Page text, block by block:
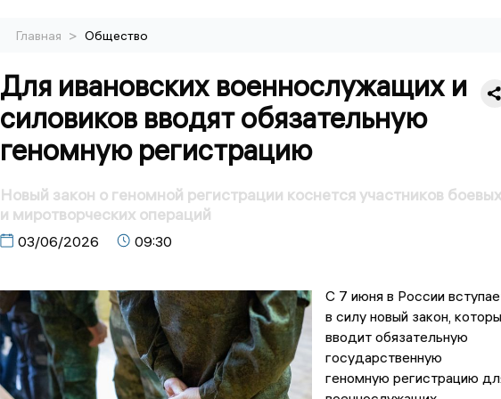
Главная > Общество
Для ивановских военнослужащих и
силовиков вводят обязательную
геномную регистрацию
Новый закон о геномной регистрации коснется участников боевых
и миротворческих операций
03/06/2026 09:30
С 7 июня в России
в силу новый закон,
вводит обязательную
государственную
геномную регистрацию